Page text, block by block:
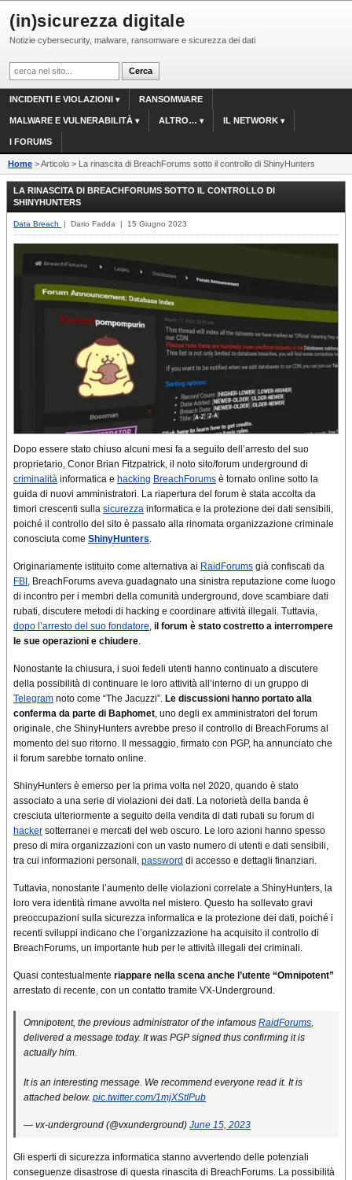
(in)sicurezza digitale
Notizie cybersecurity, malware, ransomware e sicurezza dei dati
INCIDENTI E VIOLAZIONI RANSOMWARE
MALWARE E VULNERABILITÀ ALTRO… IL NETWORK
I FORUMS
Home > Articolo > La rinascita di BreachForums sotto il controllo di ShinyHunters
LA RINASCITA DI BREACHFORUMS SOTTO IL CONTROLLO DI
SHINYHUNTERS
Data Breach | Dario Fadda | 15 Giugno 2023
Dopo essere stato chiuso alcuni mesi fa a seguito dell’arresto del suo
proprietario, Conor Brian Fitzpatrick, il noto sito/forum underground di
criminalità informatica e hacking BreachForums è tornato online sotto la
guida di nuovi amministratori. La riapertura del forum è stata accolta da
timori crescenti sulla sicurezza informatica e la protezione dei dati sensibili,
poiché il controllo del sito è passato alla rinomata organizzazione criminale
conosciuta come ShinyHunters
Originariamente istituito come alternativa ai RaidForums già confiscati da
FBI , BreachForums aveva guadagnato una sinistra reputazione come luogo
di incontro per i membri della comunità underground, dove scambiare dati
rubati, discutere metodi di hacking e coordinare attività illegali. Tuttavia,
dopo l’arresto del suo fondatore il forum è stato costretto a interrompere
le sue operazioni e chiudere
Nonostante la chiusura, i suoi fedeli utenti hanno continuato a discutere
della possibilità di continuare le loro attività all’interno di un gruppo di
Telegram noto come “The Jacuzzi”. Le discussioni hanno portato alla
conferma da parte di Baphomet , uno degli ex amministratori del forum
originale, che ShinyHunters avrebbe preso il controllo di BreachForums al
momento del suo ritorno. Il messaggio, firmato con PGP, ha annunciato che
il forum sarebbe tornato online.
ShinyHunters è emerso per la prima volta nel 2020, quando è stato
associato a una serie di violazioni dei dati. La notorietà della banda è
cresciuta ulteriormente a seguito della vendita di dati rubati su forum di
hacker sotterranei e mercati del web oscuro. Le loro azioni hanno spesso
preso di mira organizzazioni con un vasto numero di utenti e dati sensibili,
tra cui informazioni personali, password di accesso e dettagli finanziari.
Tuttavia, nonostante l’aumento delle violazioni correlate a ShinyHunters, la
loro vera identità rimane avvolta nel mistero. Questo ha sollevato gravi
preoccupazioni sulla sicurezza informatica e la protezione dei dati, poiché i
recenti sviluppi indicano che l’organizzazione ha acquisito il controllo di
BreachForums, un importante hub per le attività illegali dei criminali.
Quasi contestualmente riappare nella scena anche l’utente “Omnipotent”
arrestato di recente, con un contatto tramite VX-Underground.
Omnipotent, the previous administrator of the infamous RaidForums
delivered a message today. It was PGP signed thus confirming it is
actually him.
It is an interesting message. We recommend everyone read it. It is
attached below. pic.twitter.com/1mjXStIPub
— vx-underground (@vxunderground) June 15, 2023
Gli esperti di sicurezza informatica stanno avvertendo delle potenziali
conseguenze disastrose di questa rinascita di BreachForums. La possibilità